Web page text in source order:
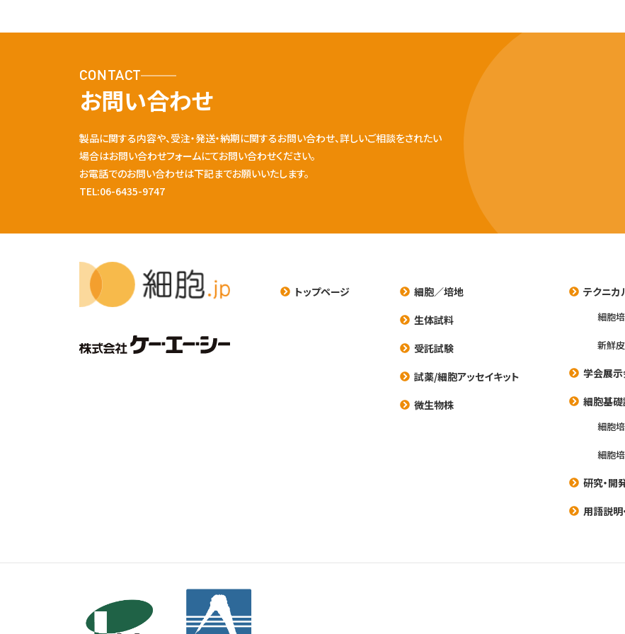
CONTACT
お問い合わせ
製品に関する内容や、受注・発送・納期に関するお問い合わせ、詳しいご相談をされたい
場合はお問い合わせフォームにてお問い合わせください。
お電話でのお問い合わせは下記までお願いいたします。
TEL:06-6435-9747
トップページ
細胞／培地
生体試料
受託試験
試薬/細胞アッセイキット
微生物株
テクニカ
細胞
新鮮
学会展
細胞基
細胞
細胞
研究・開
用語説明